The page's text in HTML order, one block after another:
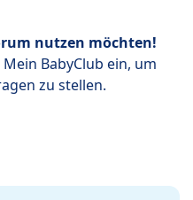
nutzen möchten!
BabyClub ein, um
zu stellen.